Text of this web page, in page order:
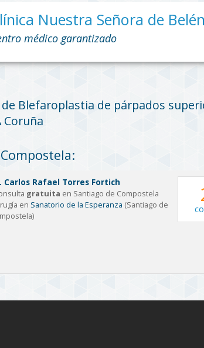
Nuestra Señora de Belén
médico garantizado
Blefaroplastia de párpados
Coruña
Carlos Rafael Torres Fortich
gratuita en Santiago de Compostela
en Sanatorio de la Esperanza (Santiago de